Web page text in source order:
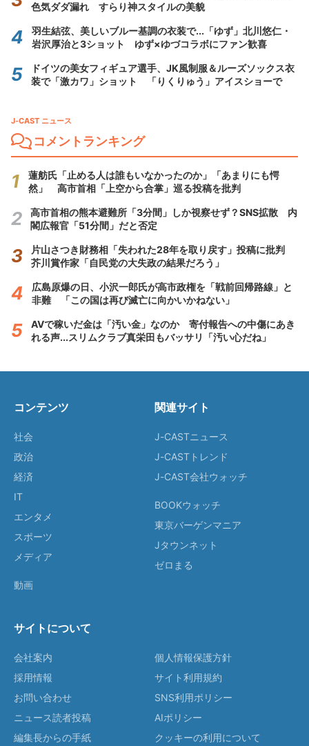
色気ダダ漏れ すらり神スタイルの美貌
羽生結弦、美しいブルー基調の衣装で...「ゆず」北川悠仁・
岩沢厚治と3ショット ゆず×ゆづコラボにファン歓喜
ドイツの美女フィギュア選手、JK風制服＆ルーズソックス衣
装で「激カワ」ショット 「りくりゅう」アイスショーで
J-CAST ニュース
コメントランキング
蓮舫氏「止める人は誰もいなかったのか」「あまりにも愕
然」 高市首相「上空から合掌」巡る投稿を批判
高市首相の熊本避難所「3分間」しか視察せず？SNS拡散 内
閣広報官「51分間」だと否定
片山さつき財務相「失われた28年を取り戻す」投稿に批判
芥川賞作家「自民党の大失政の結果だろう」
広島原爆の日、小沢一郎氏が高市政権を「戦前回帰路線」と
非難 「この国は再び滅亡に向かいかねない」
AVで稼いだ金は「汚い金」なのか 寄付報告への中傷にあき
れる声...スリムクラブ真栄田もバッサリ「汚い心だね」
コンテンツ
社会
政治
経済
IT
エンタメ
スポーツ
メディア
動画
関連サイト
J-CASTニュース
J-CASTトレンド
J-CAST会社ウォッチ
BOOKウォッチ
東京バーゲンマニア
Jタウンネット
ゼロまる
サイトについて
会社案内
採用情報
お問い合わせ
ニュース読者投稿
編集長からの手紙
個人情報保護方針
サイト利用規約
SNS利用ポリシー
AIポリシー
クッキーの利用について